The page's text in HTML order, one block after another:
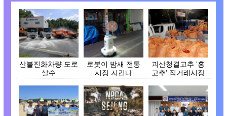
산불진화차량 도로
살수
로봇이 밤새 전통
시장 지킨다
괴산청결고추 '홍
고추' 직거래시장